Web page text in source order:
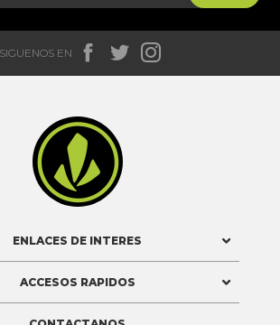
EN   

ENLACES DE INTERES
ACCESOS RAPIDOS